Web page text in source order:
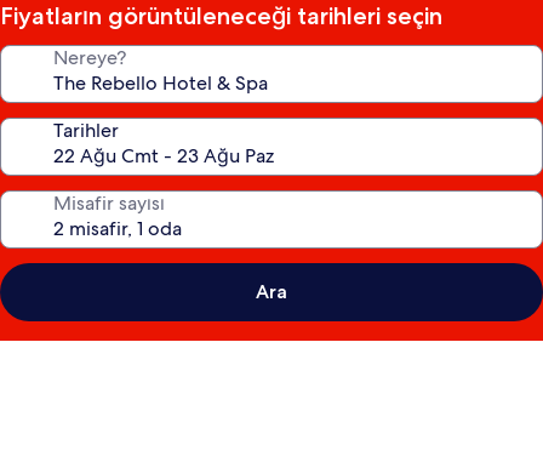
Fiyatların görüntüleneceği tarihleri seçin
Nereye?
Tarihler
Misafir sayısı
Ara